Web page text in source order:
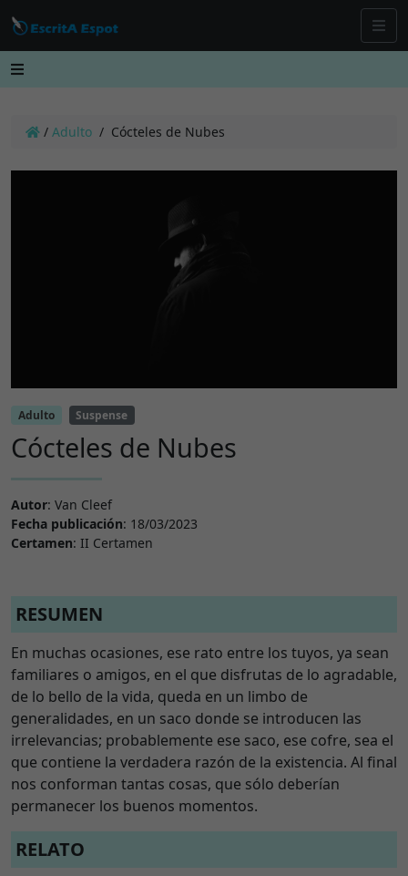
/ Adulto / Cócteles de Nubes
Adulto Suspense
Cócteles de Nubes
Autor: Van Cleef
Fecha publicación: 18/03/2023
Certamen: II Certamen
RESUMEN
En muchas ocasiones, ese rato entre los tuyos, ya sean
familiares o amigos, en el que disfrutas de lo agradable,
de lo bello de la vida, queda en un limbo de
generalidades, en un saco donde se introducen las
irrelevancias; probablemente ese saco, ese cofre, sea el
que contiene la verdadera razón de la existencia. Al final
nos conforman tantas cosas, que sólo deberían
permanecer los buenos momentos.
RELATO